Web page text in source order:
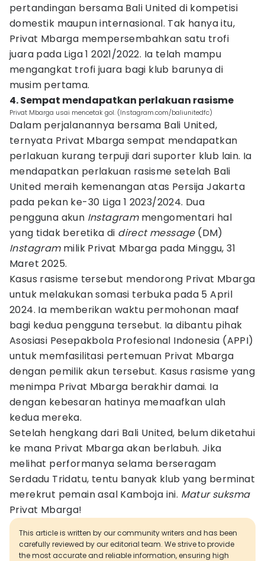
pertandingan bersama Bali United di kompetisi
domestik maupun internasional. Tak hanya itu,
Privat Mbarga mempersembahkan satu trofi
juara pada Liga 1 2021/2022. Ia telah mampu
mengangkat trofi juara bagi klub barunya di
musim pertama.
4. Sempat mendapatkan perlakuan rasisme
Privat Mbarga usai mencetak gol. (Instagram.com/baliunitedfc)
Dalam perjalanannya bersama Bali United,
ternyata Privat Mbarga sempat mendapatkan
perlakuan kurang terpuji dari suporter klub lain. Ia
mendapatkan perlakuan rasisme setelah Bali
United meraih kemenangan atas Persija Jakarta
pada pekan ke-30 Liga 1 2023/2024. Dua
pengguna akun Instagram mengomentari hal
yang tidak beretika di direct message(DM)
Instagrammilik Privat Mbarga pada Minggu, 31
Maret 2025.
Kasus rasisme tersebut mendorong Privat Mbarga
untuk melakukan somasi terbuka pada 5 April
2024. Ia memberikan waktu permohonan maaf
bagi kedua pengguna tersebut. Ia dibantu pihak
Asosiasi Pesepakbola Profesional Indonesia (APPI)
untuk memfasilitasi pertemuan Privat Mbarga
dengan pemilik akun tersebut. Kasus rasisme yang
menimpa Privat Mbarga berakhir damai. Ia
dengan kebesaran hatinya memaafkan ulah
kedua mereka.
Setelah hengkang dari Bali United, belum diketahui
ke mana Privat Mbarga akan berlabuh. Jika
melihat performanya selama berseragam
Serdadu Tridatu, tentu banyak klub yang berminat
merekrut pemain asal Kamboja ini. Matur suksma
Privat Mbarga!
This article is written by our community writers and has been
carefully reviewed by our editorial team. We strive to provide
the most accurate and reliable information, ensuring high